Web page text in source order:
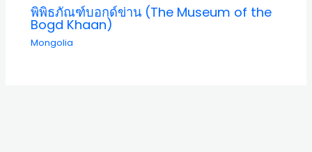
พิพิธภัณฑ์บอกด์ข่าน (The Museum of the
Bogd Khaan)
Mongolia